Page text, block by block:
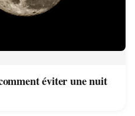
éviter une nuit